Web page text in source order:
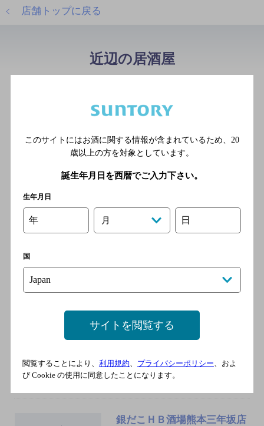
店舗トップに戻る
近辺の居酒屋
[居酒屋]
4分
熊本市電A系統 通町筋駅 徒歩
4分
熊本市電３号線 通町筋駅／
熊本市電幹線 通町筋駅／熊
本市電３号線 水道町駅／熊
本市電幹線 水道町駅
銀だこＨＢ酒場熊本三年坂店
このサイトにはお酒に関する情報が含まれているため、 20
歳以上の方を対象としています。
誕生年月日を西暦でご入力下さい。
生年月日
年 月 日
国
サイトを閲覧する
閲覧することにより、 利用規約 プライバシーポリシー 、およ
び Cookie の使用に同意したことになります。